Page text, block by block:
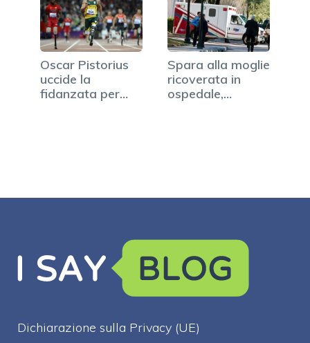
Oscar Pistorius
uccide la
fidanzata per
Spara alla moglie
ricoverata in
ospedale,
Dichiarazione sulla Privacy (UE)